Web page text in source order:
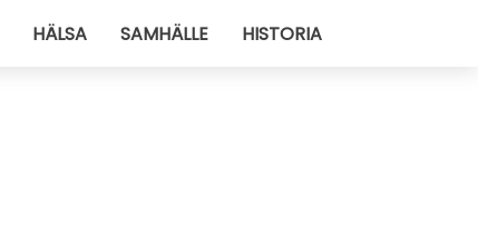
HÄLSA SAMHÄLLE HISTORIA